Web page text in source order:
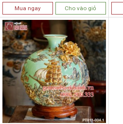
Mua ngay Cho vào giỏ